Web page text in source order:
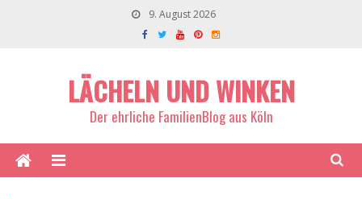
9. August 2026
LÄCHELN UND WINKEN
Der ehrliche FamilienBlog aus Köln